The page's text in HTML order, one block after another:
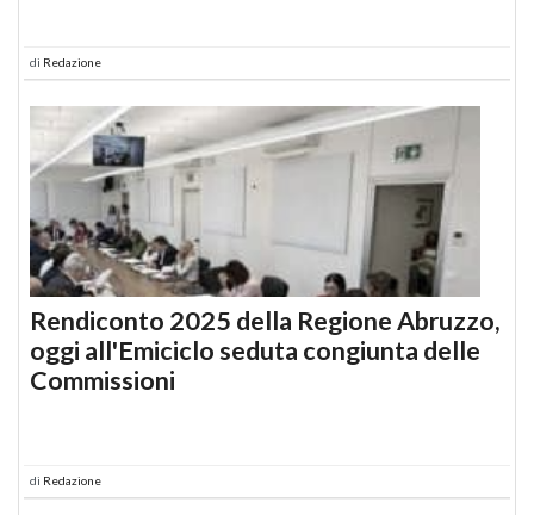
di Redazione
Rendiconto 2025 della Regione Abruzzo,
oggi all'Emiciclo seduta congiunta delle
Commissioni
di Redazione